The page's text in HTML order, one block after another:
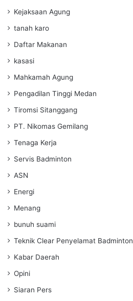
Kejaksaan Agung
tanah karo
Daftar Makanan
kasasi
Mahkamah Agung
Pengadilan Tinggi Medan
Tiromsi Sitanggang
PT. Nikomas Gemilang
Tenaga Kerja
Servis Badminton
ASN
Energi
Menang
bunuh suami
Teknik Clear Penyelamat Badminton
Kabar Daerah
Opini
Siaran Pers